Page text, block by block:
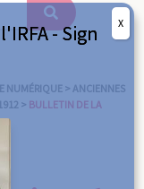
SE
/
NUMÉRIQUE > ANCIENNES
> BULLETIN DE LA
- Sign
X